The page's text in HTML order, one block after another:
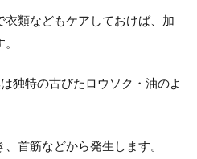
衣類などもケアしておけば、加
独特の古びたロウソク・油のよ
首筋などから発生します。